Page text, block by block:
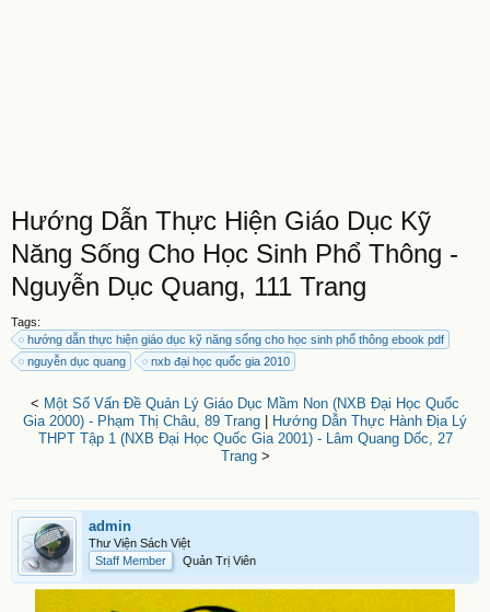
Hướng Dẫn Thực Hiện Giáo Dục Kỹ
Năng Sống Cho Học Sinh Phổ Thông -
Nguyễn Dục Quang, 111 Trang
Tags:
hướng dẫn thực hiện giáo dục kỹ năng sống cho học sinh phổ thông ebook pdf
nguyễn dục quang
nxb đại học quốc gia 2010
< Một Số Vấn Đề Quản Lý Giáo Dục Mầm Non (NXB Đại Học Quốc
Gia 2000) - Phạm Thị Châu, 89 Trang
Hướng Dẫn Thực Hành Địa Lý
THPT Tập 1 (NXB Đại Học Quốc Gia 2001) - Lâm Quang Dốc, 27
Trang>
admin
Thư Viện Sách Việt
Staff Member
Quản Trị Viên